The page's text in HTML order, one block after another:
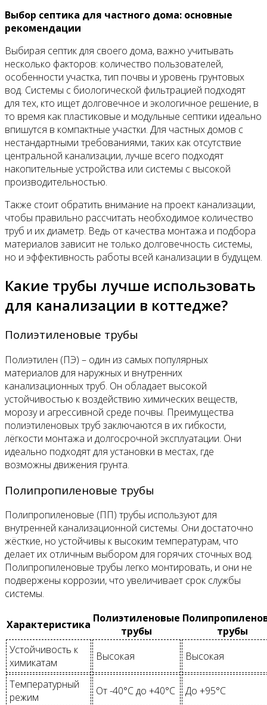
Выбор септика для частного дома: основные
рекомендации
Выбирая септик для своего дома, важно учитывать
несколько факторов: количество пользователей,
особенности участка, тип почвы и уровень грунтовых
вод. Системы с биологической фильтрацией подходят
для тех, кто ищет долговечное и экологичное решение, в
то время как пластиковые и модульные септики идеально
впишутся в компактные участки. Для частных домов с
нестандартными требованиями, таких как отсутствие
центральной канализации, лучше всего подходят
накопительные устройства или системы с высокой
производительностью.
Также стоит обратить внимание на проект канализации,
чтобы правильно рассчитать необходимое количество
труб и их диаметр. Ведь от качества монтажа и подбора
материалов зависит не только долговечность системы,
но и эффективность работы всей канализации в будущем.
Какие трубы лучше использовать
для канализации в коттедже?
Полиэтиленовые трубы
Полиэтилен (ПЭ) – один из самых популярных
материалов для наружных и внутренних
канализационных труб. Он обладает высокой
устойчивостью к воздействию химических веществ,
морозу и агрессивной среде почвы. Преимущества
полиэтиленовых труб заключаются в их гибкости,
лёгкости монтажа и долгосрочной эксплуатации. Они
идеально подходят для установки в местах, где
возможны движения грунта.
Полипропиленовые трубы
Полипропиленовые (ПП) трубы используют для
внутренней канализационной системы. Они достаточно
жёсткие, но устойчивы к высоким температурам, что
делает их отличным выбором для горячих сточных вод.
Полипропиленовые трубы легко монтировать, и они не
подвержены коррозии, что увеличивает срок службы
системы.
Характеристика Полиэтиленовые
трубы
трубы
Устойчивость к
химикатам
Высокая Высокая
Температурный
режим
От -40°C до +40°C До +95°C